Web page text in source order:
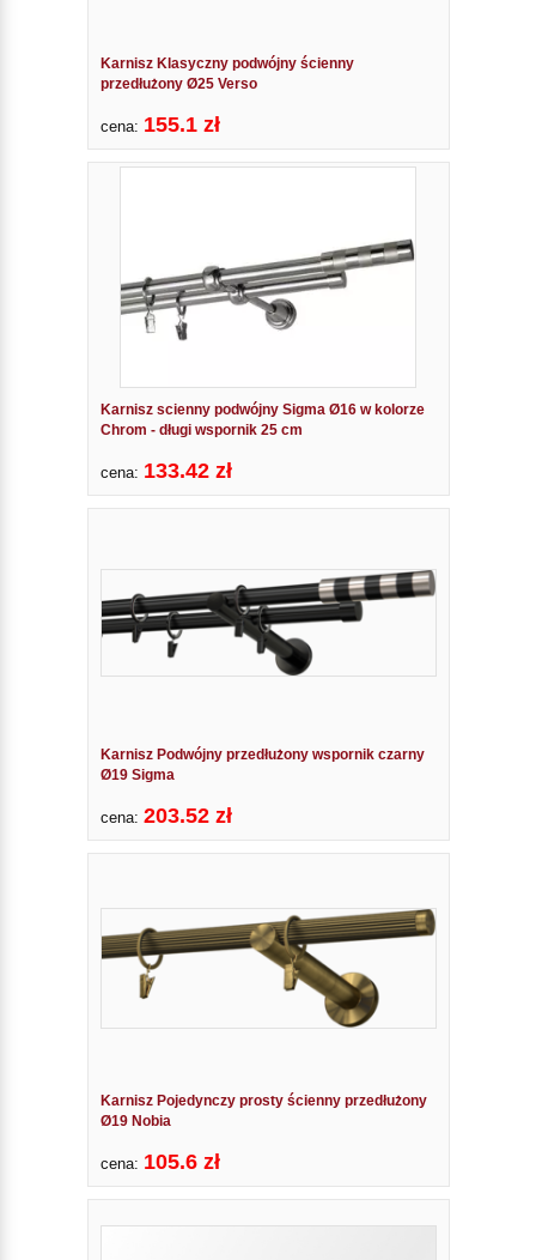
Karnisz Klasyczny podwójny ścienny
przedłużony Ø25 Verso
cena: 155.1 zł
Karnisz scienny podwójny Sigma Ø16 w kolorze
Chrom - długi wspornik 25 cm
cena: 133.42 zł
Karnisz Podwójny przedłużony wspornik czarny
Ø19 Sigma
cena: 203.52 zł
Karnisz Pojedynczy prosty ścienny przedłużony
Ø19 Nobia
cena: 105.6 zł